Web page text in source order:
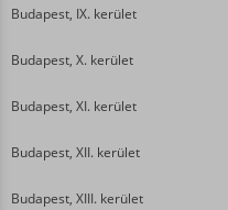
Budapest, IX. kerület
Budapest, X. kerület
Budapest, XI. kerület
Budapest, XII. kerület
Budapest, XIII. kerület